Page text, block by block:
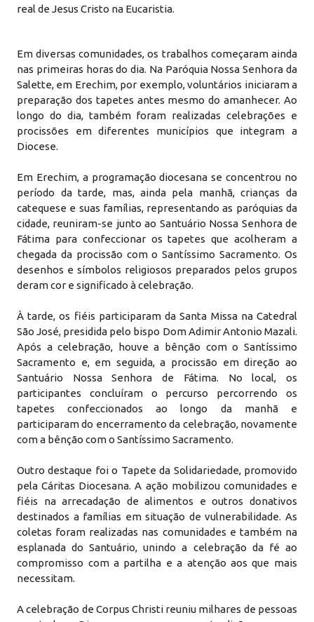
real de Jesus Cristo na Eucaristia.
Em diversas comunidades, os trabalhos começaram ainda
nas primeiras horas do dia. Na Paróquia Nossa Senhora da
Salette, em Erechim, por exemplo, voluntários iniciaram a
preparação dos tapetes antes mesmo do amanhecer. Ao
longo do dia, também foram realizadas celebrações e
procissões em diferentes municípios que integram a
Diocese.
Em Erechim, a programação diocesana se concentrou no
período da tarde, mas, ainda pela manhã, crianças da
catequese e suas famílias, representando as paróquias da
cidade, reuniram-se junto ao Santuário Nossa Senhora de
Fátima para confeccionar os tapetes que acolheram a
chegada da procissão com o Santíssimo Sacramento. Os
desenhos e símbolos religiosos preparados pelos grupos
deram cor e significado à celebração.
À tarde, os fiéis participaram da Santa Missa na Catedral
São José, presidida pelo bispo Dom Adimir Antonio Mazali.
Após a celebração, houve a bênção com o Santíssimo
Sacramento e, em seguida, a procissão em direção ao
Santuário Nossa Senhora de Fátima. No local, os
participantes concluíram o percurso percorrendo os
tapetes confeccionados ao longo da manhã e
participaram do encerramento da celebração, novamente
com a bênção com o Santíssimo Sacramento.
Outro destaque foi o Tapete da Solidariedade, promovido
pela Cáritas Diocesana. A ação mobilizou comunidades e
fiéis na arrecadação de alimentos e outros donativos
destinados a famílias em situação de vulnerabilidade. As
coletas foram realizadas nas comunidades e também na
esplanada do Santuário, unindo a celebração da fé ao
compromisso com a partilha e a atenção aos que mais
necessitam.
A celebração de Corpus Christi reuniu milhares de pessoas